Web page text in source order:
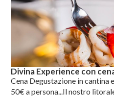
Divina Experience con
Cena Degustazione in cantina
50€ a persona...Il nostro